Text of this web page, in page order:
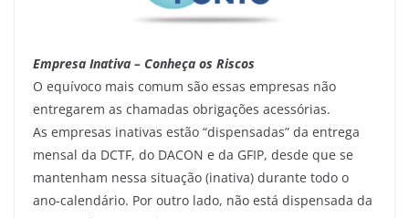
Empresa Inativa – Conheça os Riscos
O equívoco mais comum são essas empresas não
entregarem as chamadas obrigações acessórias.
As empresas inativas estão “dispensadas” da entrega
mensal da DCTF, do DACON e da GFIP, desde que se
mantenham nessa situação (inativa) durante todo o
ano-calendário. Por outro lado, não está dispensada da